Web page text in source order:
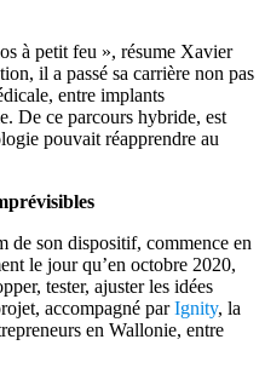
à petit feu », résume Xavier
il a passé sa carrière non pas
entre implants
De ce parcours hybride, est
pouvait réapprendre au
de son dispositif, commence en
le jour qu’en octobre 2020,
tester, ajuster les idées
accompagné parIgnity, la
en Wallonie, entre